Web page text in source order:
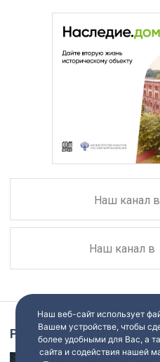
Наш канал в
Наш канал в
Репортаж
Наш веб-сайт использует
Вашем устройстве, чтобы
более удобными для Вас, а
сайта и содействия нашей